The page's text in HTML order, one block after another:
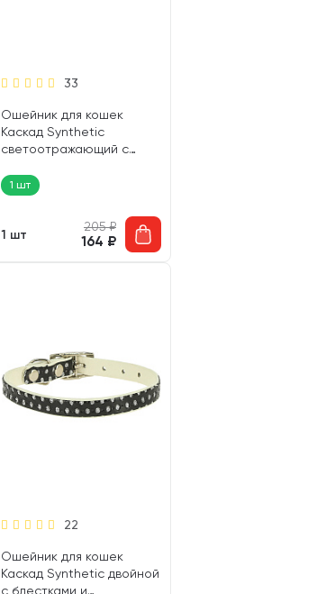
33
Ошейник для кошек
Каскад Synthetic
светоотражающий с
мм 30 см (1 шт)
1 шт
1 шт
205₽
164 ₽
22
Ошейник для кошек
Каскад Synthetic двойной
с блестками и